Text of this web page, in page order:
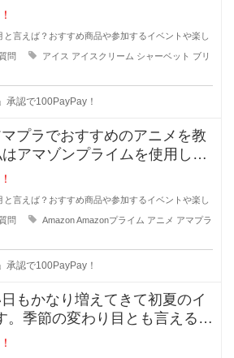
れますよね
と言えば？おすすめ商品や参加するイベントや楽し
問 アイス アイスクリーム シャーベット ブリ
承認で100PayPay！
プラでおすすめのアニメを教
はアマゾンプライムを使用して
と言えば？おすすめ商品や参加するイベントや楽し
問 AmazonAmazonプライム アニメ アマプラ
承認で100PayPay！
もかなり増えてきて初夏のイ
。季節の変わり目とも言える季
つも困ってしま